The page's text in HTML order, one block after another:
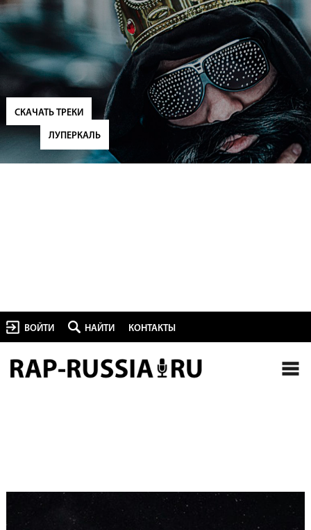
ВОЙТИ НАЙТИ КОНТАКТЫ
СКАЧАТЬ ТРЕКИ
ЛУПЕРКАЛЬ